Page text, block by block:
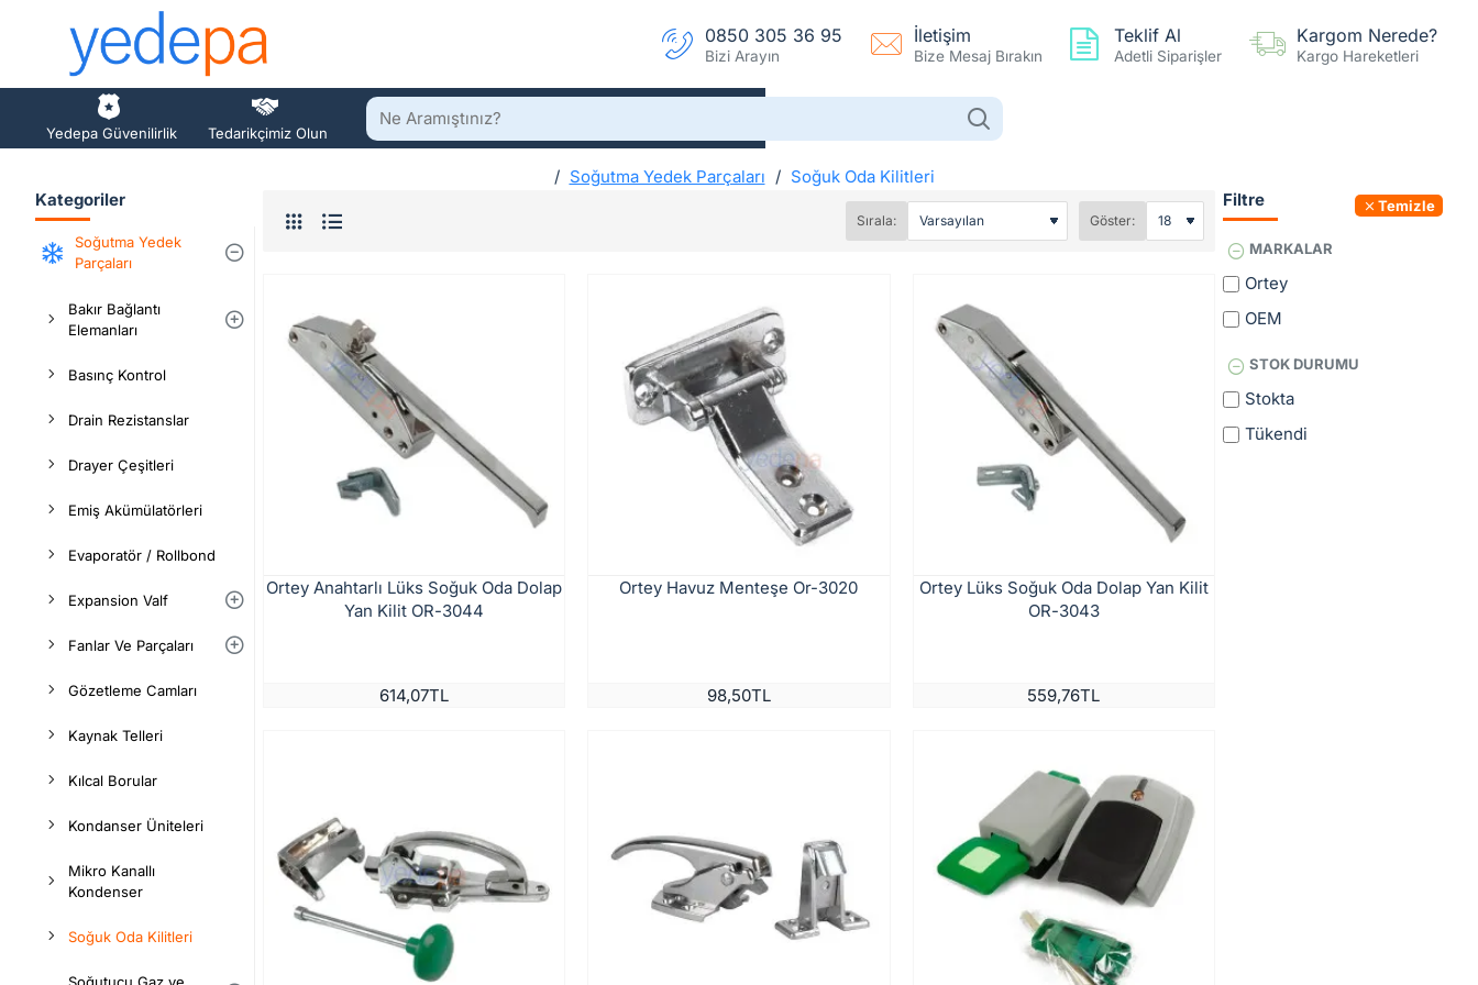
0850 305 36 95
Bizi Arayın
İletişim
Bize Mesaj Bırakın
Teklif Al
Adetli Siparişler
Kargom Nerede?
Kargo Hareketleri
Yedepa Güvenilirlik Tedarikçimiz Olun
Ne
Aramıştınız?
Soğutma Yedek Parçaları
Soğuk Oda Kilitleri
Kategoriler
Soğutma Yedek
Parçaları
Bakır Bağlantı
Elemanları
Basınç Kontrol
Drain Rezistanslar
Drayer Çeşitleri
Emiş Akümülatörleri
Evaporatör / Rollbond
Expansion Valf
Fanlar Ve Parçaları
Gözetleme Camları
Kaynak Telleri
Kılcal Borular
Kondanser Üniteleri
Mikro Kanallı
Kondenser
Soğuk Oda Kilitleri
Sırala: Göster:
Ortey Anahtarlı Lüks Soğuk Oda Dolap
Yan Kilit OR-3044
614,07TL
Ortey Havuz Menteşe Or-3020
98,50TL
Ortey Lüks Soğuk Oda Dolap Yan Kilit
OR-3043
559,76TL
Filtre Temizle
MARKALAR
Ortey
OEM
STOK DURUMU
Stokta
Tükendi